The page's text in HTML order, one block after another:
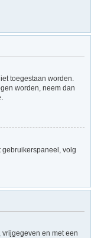
toegestaan worden.
worden, neem dan
volg
en met een